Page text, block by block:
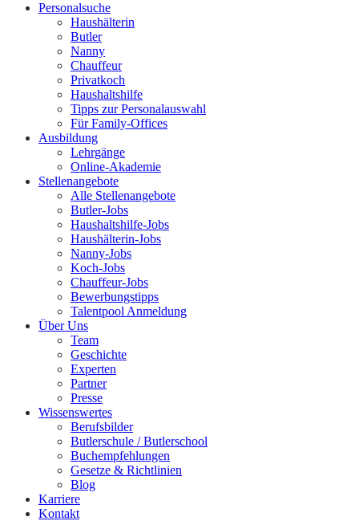
Personalsuche
Haushälterin
Butler
Nanny
Chauffeur
Privatkoch
Haushaltshilfe
Tipps zur Personalauswahl
Für Family-Offices
Ausbildung
Lehrgänge
Online-Akademie
Stellenangebote
Alle Stellenangebote
Butler-Jobs
Haushaltshilfe-Jobs
Haushälterin-Jobs
Nanny-Jobs
Koch-Jobs
Chauffeur-Jobs
Bewerbungstipps
Talentpool Anmeldung
Über Uns
Team
Geschichte
Experten
Partner
Presse
Wissenswertes
Berufsbilder
Butlerschule / Butlerschool
Buchempfehlungen
Gesetze & Richtlinien
Blog
Karriere
Kontakt